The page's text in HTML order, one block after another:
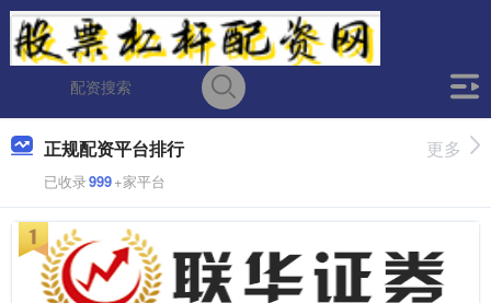
正规配资平台排行
已收录999+家平台
更多